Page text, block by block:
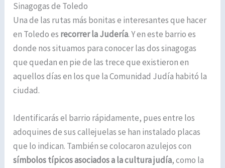
Sinagogas de Toledo
Una de las rutas más bonitas e interesantes que hacer
en Toledo es recorrer la Judería. Y en este barrio es
donde nos situamos para conocer las dos sinagogas
que quedan en pie de las trece que existieron en
aquellos días en los que la Comunidad Judía habitó la
ciudad.
Identificarás el barrio rápidamente, pues entre los
adoquines de sus callejuelas se han instalado placas
que lo indican. También se colocaron azulejos con
símbolos típicos asociados a la cultura judía, como la